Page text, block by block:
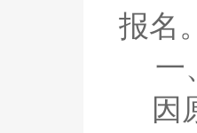
报名
一
因